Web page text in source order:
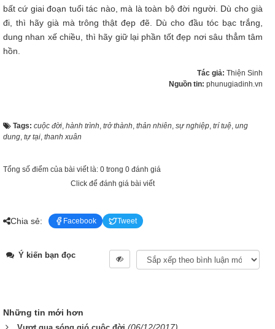
bất cứ giai đoạn tuổi tác nào, mà là toàn bộ đời người. Dù cho già
đi, thì hãy già mà trông thật đẹp đẽ. Dù cho đầu tóc bạc trắng,
dung nhan xế chiều, thì hãy giữ lại phần tốt đẹp nơi sâu thẳm tâm
hồn.
Tác giả: Thiện Sinh
Nguồn tin: phunugiadinh.vn
Tags: cuộc đời, hành trình, trở thành, thản nhiên, sự nghiệp, trí tuệ, ung
dung, tự tại, thanh xuân
Tổng số điểm của bài viết là: 0 trong 0 đánh giá
Click để đánh giá bài viết
Chia sẻ: Facebook Tweet
Ý kiến bạn đọc
Những tin mới hơn